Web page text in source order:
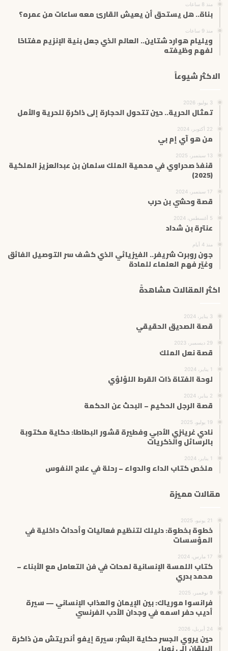
منذ 8 ساعات
بناة.. هل يستحق أن يعيش القارئ معه ساعات من عمره؟
منذ 9 ساعات
ويليام هوارد شتاين.. العالم الذي جعل بنية الإنزيم مفتاحًا
لفهم وظيفته
الاكثر شيوعاً
3 يوليو، 2026
تمثال الحرية.. حين تتحول الحجارة إلى ذاكرةٍ للحرية والأمل
22 أكتوبر، 2024
من هو آي إم بي
13 سبتمبر، 2025
قنفذ صحراوي في محمية الملك سلمان بن عبدالعزيز الملكية
(2025)
17 سبتمبر، 2024
قصة وحشي بن حرب
5 أغسطس، 2024
عنترة بن شداد
منذ 4 أيام
جون روبرت شريفر.. الفيزيائي الذي كشف سر التوصيل الفائق
وغيّر فهم العلماء للمادة
اكثر المقالات مشاهدةً
3 يناير، 2024
قصة الصديق الحقيقي
29 ديسمبر، 2023
قصة نعل الملك
1 يناير، 2024
لوحة الفتاة ذات القرط اللؤلؤي
2 يناير، 2024
قصة الرجل الحكيم – البحث عن الحكمة
19 يوليو، 2025
نادي غرينزي الأدبي وفطيرة قشور البطاطا: حكاية مكتوبة
بالرسائل والذكريات
1 يناير، 2024
ملخص كتاب الداء والدواء – رحلة في علاج النفوس
مقالات مميزة
21 يونيو، 2025
خطوة بخطوة: دليلك لتنظيم فعاليات وأحداث داخلية في
المؤسسات
17 مارس، 2024
كتاب اللمسة الإنسانية لمحات في فن التعامل مع الأبناء –
محمد بدري
9 نوفمبر، 2025
فرانسوا مورياك: بين الإيمان والعذاب الإنساني — سيرة
أديب حفر اسمه في وجدان الأدب الفرنسي
24 أبريل، 2026
حين يروي الجسر حكاية البشر: سيرة إيفو أندريتش من ذاكرة
البلقان إلى نوبل